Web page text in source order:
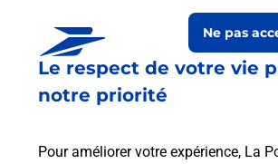
Le respect de votre vie
notre priorité
Pour améliorer votre expérience, La
Ne pas
Questions
posées